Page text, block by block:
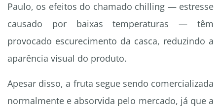
Paulo, os efeitos do chamado chilling — estresse
causado por baixas temperaturas — têm
provocado escurecimento da casca, reduzindo a
aparência visual do produto.
Apesar disso, a fruta segue sendo comercializada
normalmente e absorvida pelo mercado, já que a